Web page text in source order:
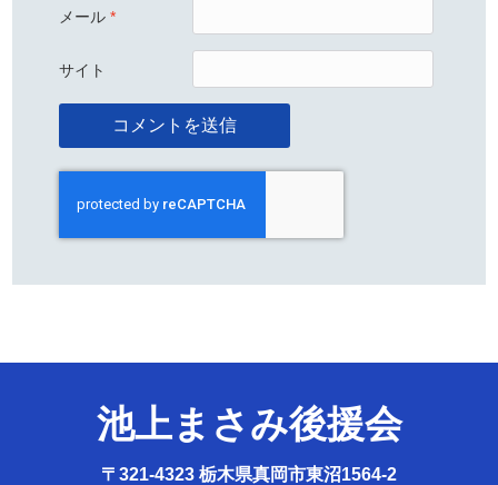
メール*
サイト
池上まさみ後援会
〒321-4323 栃木県真岡市東沼1564-2